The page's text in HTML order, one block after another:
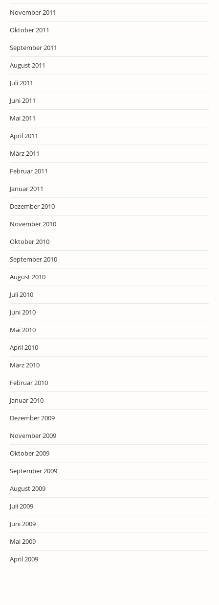
November 2011
Oktober 2011
September 2011
August 2011
Juli 2011
Juni 2011
Mai 2011
April 2011
März 2011
Februar 2011
Januar 2011
Dezember 2010
November 2010
Oktober 2010
September 2010
August 2010
Juli 2010
Juni 2010
Mai 2010
April 2010
März 2010
Februar 2010
Januar 2010
Dezember 2009
November 2009
Oktober 2009
September 2009
August 2009
Juli 2009
Juni 2009
Mai 2009
April 2009